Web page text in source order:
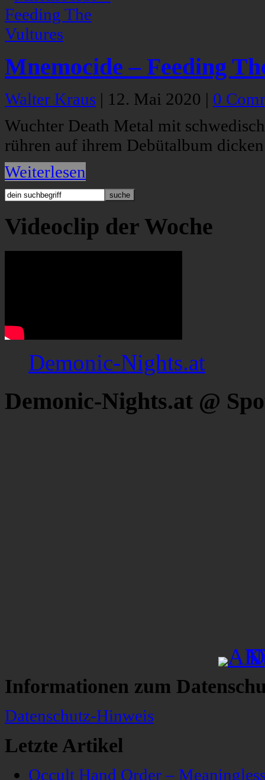
Mnemocide – Feeding
Walter Kraus | 12. Mai 2020 | 0
Wuchter Death Metal mit
rühren auf ihrem Debütalbum
Weiterlesen
Videoclip der Woche
Demonic-Nights.at
Demonic-Nights.at @
Informationen zum
Datenschutz-Hinweis
Letzte Artikel
Occult Hand Order –